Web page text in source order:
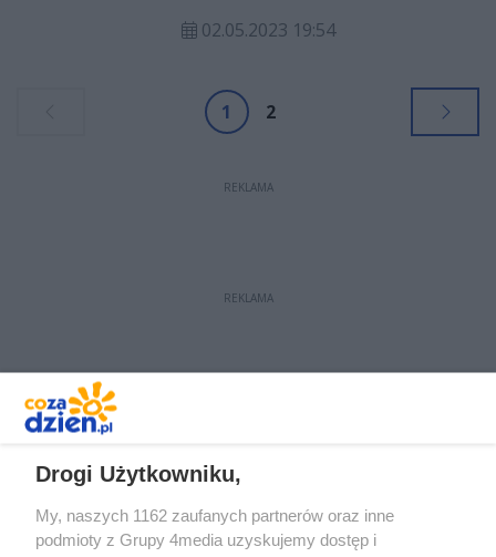
miejscu w toruńskich zawodach
02.05.2023 19:54
1 2
REKLAMA
REKLAMA
Drogi Użytkowniku,
My, naszych 1162 zaufanych partnerów oraz inne
podmioty z Grupy 4media uzyskujemy dostęp i